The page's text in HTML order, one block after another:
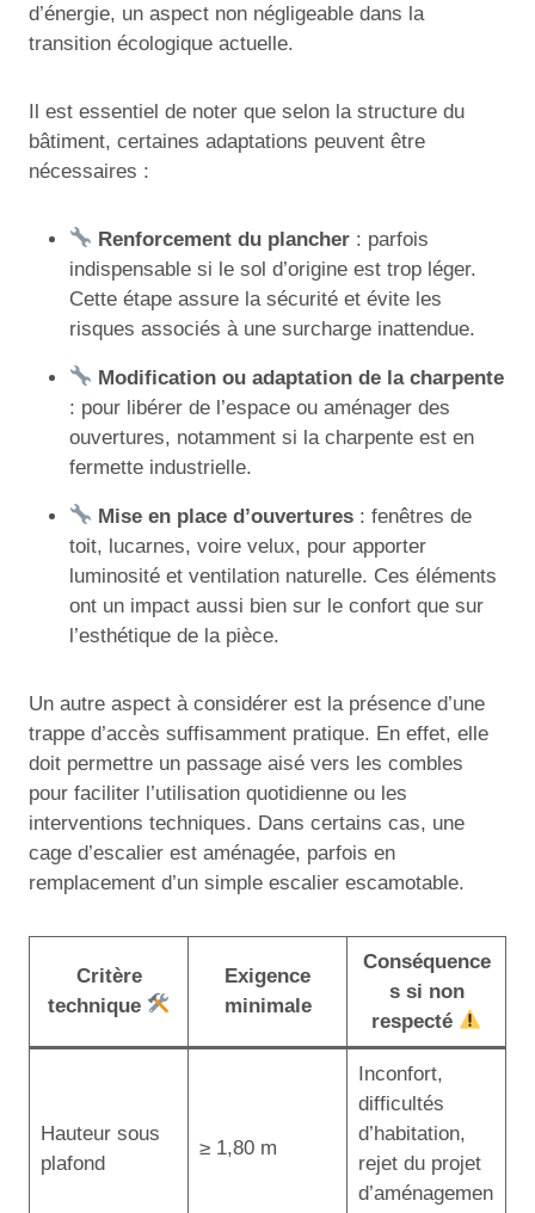
d’énergie, un aspect non négligeable dans la
transition écologique actuelle.
Il est essentiel de noter que selon la structure du
bâtiment, certaines adaptations peuvent être
nécessaires :
Renforcement du plancher : parfois
indispensable si le sol d’origine est trop léger.
Cette étape assure la sécurité et évite les
risques associés à une surcharge inattendue.
Modification ou adaptation de la charpente
: pour libérer de l’espace ou aménager des
ouvertures, notamment si la charpente est en
fermette industrielle.
Mise en place d’ouvertures : fenêtres de
toit, lucarnes, voire velux, pour apporter
luminosité et ventilation naturelle. Ces éléments
ont un impact aussi bien sur le confort que sur
l’esthétique de la pièce.
Un autre aspect à considérer est la présence d’une
trappe d’accès suffisamment pratique. En effet, elle
doit permettre un passage aisé vers les combles
pour faciliter l’utilisation quotidienne ou les
interventions techniques. Dans certains cas, une
cage d’escalier est aménagée, parfois en
remplacement d’un simple escalier escamotable.
Critère
technique
Exigence
minimale
Conséquence
s si non
respecté
Hauteur sous
plafond
≥ 1,80 m
Inconfort,
difficultés
d’habitation,
rejet du projet
d’aménagemen